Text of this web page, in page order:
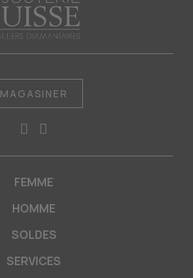
MAGASINER
FEMME
HOMME
SOLDES
SERVICES